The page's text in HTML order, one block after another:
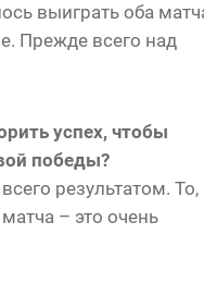
выиграть оба
Прежде всего над
успех, чтобы
победы?
результатом. То,
– это очень